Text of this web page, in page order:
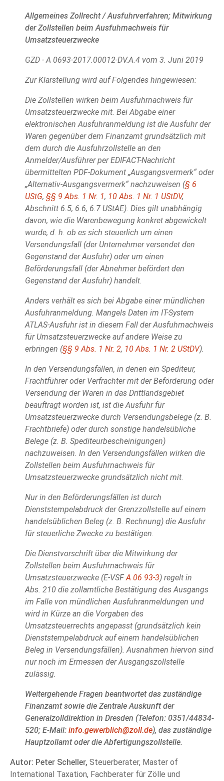
Allgemeines Zollrecht / Ausfuhrverfahren; Mitwirkung
der Zollstellen beim Ausfuhrnachweis für
Umsatzsteuerzwecke
GZD - A 0693-2017.00012-DV.A.4 vom 3. Juni 2019
Zur Klarstellung wird auf Folgendes hingewiesen:
Die Zollstellen wirken beim Ausfuhrnachweis für
Umsatzsteuerzwecke mit. Bei Abgabe einer
elektronischen Ausfuhranmeldung ist die Ausfuhr der
Waren gegenüber dem Finanzamt grundsätzlich mit
dem durch die Ausfuhrzollstelle an den
Anmelder/Ausführer per EDIFACT-Nachricht
übermittelten PDF-Dokument „Ausgangsvermerk“ oder
„Alternativ-Ausgangsvermerk“ nachzuweisen (§ 6
UStG, §§ 9 Abs. 1 Nr. 1, 10 Abs. 1 Nr. 1 UStDV,
Abschnitt 6.5, 6.6, 6.7 UStAE). Dies gilt unabhängig
davon, wie die Warenbewegung konkret abgewickelt
wurde, d. h. ob es sich steuerlich um einen
Versendungsfall (der Unternehmer versendet den
Gegenstand der Ausfuhr) oder um einen
Beförderungsfall (der Abnehmer befördert den
Gegenstand der Ausfuhr) handelt.
Anders verhält es sich bei Abgabe einer mündlichen
Ausfuhranmeldung. Mangels Daten im IT-System
ATLAS-Ausfuhr ist in diesem Fall der Ausfuhrnachweis
für Umsatzsteuerzwecke auf andere Weise zu
erbringen (§§ 9 Abs. 1 Nr. 2, 10 Abs. 1 Nr. 2 UStDV).
In den Versendungsfällen, in denen ein Spediteur,
Frachtführer oder Verfrachter mit der Beförderung oder
Versendung der Waren in das Drittlandsgebiet
beauftragt worden ist, ist die Ausfuhr für
Umsatzsteuerzwecke durch Versendungsbelege (z. B.
Frachtbriefe) oder durch sonstige handelsübliche
Belege (z. B. Spediteurbescheinigungen)
nachzuweisen. In den Versendungsfällen wirken die
Zollstellen beim Ausfuhrnachweis für
Umsatzsteuerzwecke grundsätzlich nicht mit.
Nur in den Beförderungsfällen ist durch
Dienststempelabdruck der Grenzzollstelle auf einem
handelsüblichen Beleg (z. B. Rechnung) die Ausfuhr
für steuerliche Zwecke zu bestätigen.
Die Dienstvorschrift über die Mitwirkung der
Zollstellen beim Ausfuhrnachweis für
Umsatzsteuerzwecke (E-VSFA 06 93-3) regelt in
Abs. 210 die zollamtliche Bestätigung des Ausgangs
im Falle von mündlichen Ausfuhranmeldungen und
wird in Kürze an die Vorgaben des
Umsatzsteuerrechts angepasst (grundsätzlich kein
Dienststempelabdruck auf einem handelsüblichen
Beleg in Versendungsfällen). Ausnahmen hiervon sind
nur noch im Ermessen der Ausgangszollstelle
zulässig.
Weitergehende Fragen beantwortet das zuständige
Finanzamt sowie die Zentrale Auskunft der
Generalzolldirektion in Dresden (Telefon: 0351/44834-
520; E-Mail: info.gewerblich@zoll.de), das zuständige
Hauptzollamt oder die Abfertigungszollstelle.
Autor: Peter Scheller, Steuerberater, Master of
International Taxation, Fachberater für Zölle und